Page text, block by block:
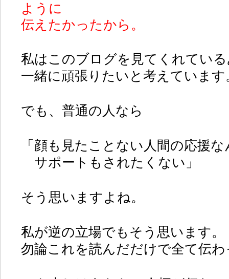
ように
伝えたかったから。
私はこのブログを見てくれてい
一緒に頑張りたいと考えています
でも、普通の人なら
「顔も見たことない人間の応援
サポートもされたくない」
そう思いますよね。
私が逆の立場でもそう思います。
勿論これを読んだだけで全て伝